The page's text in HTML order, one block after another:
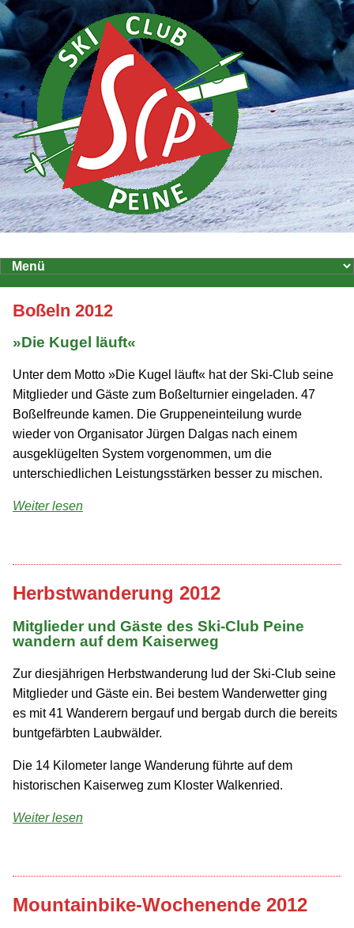
Boßeln 2012
»Die Kugel läuft«
Unter dem Motto »Die Kugel läuft« hat der Ski-Club seine
Mitglieder und Gäste zum Boßel­turnier eingeladen. 47
Boßelfreunde kamen. Die Gruppen­einteilung wurde
wieder von Organisator Jürgen Dalgas nach einem
ausgeklügelten System vorgenommen, um die
unterschiedlichen Leistungs­stärken besser zu mischen.
Weiter lesen
Herbstwanderung 2012
Mitglieder und Gäste des Ski-Club Peine
wandern auf dem Kaiserweg
Zur diesjährigen Herbstwanderung lud der Ski-Club seine
Mitglieder und Gäste ein. Bei bestem Wanderwetter ging
es mit 41 Wanderern bergauf und bergab durch die bereits
buntgefärbten Laubwälder.
Die 14 Kilometer lange Wanderung führte auf dem
historischen Kaiserweg zum Kloster Walkenried.
Weiter lesen
Mountainbike-Wochenende 2012